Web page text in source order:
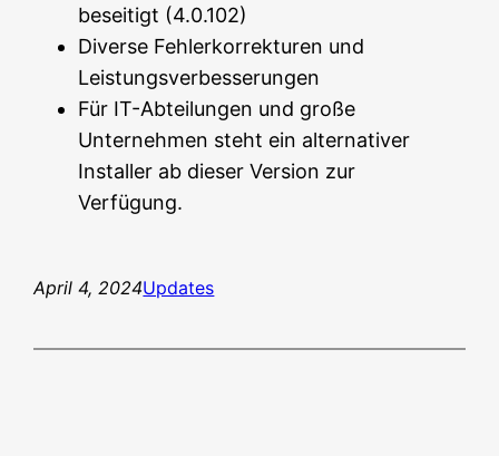
beseitigt (4.0.102)
Diverse Fehlerkorrekturen und
Leistungsverbesserungen
Für IT-Abteilungen und große
Unternehmen steht ein alternativer
Installer ab dieser Version zur
Verfügung.
April 4, 2024Updates